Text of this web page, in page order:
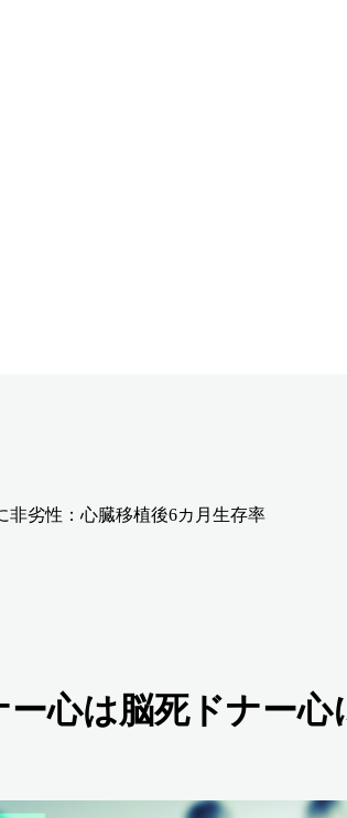
非劣性：心臓移植後6カ月生存率
ー心は脳死ドナー